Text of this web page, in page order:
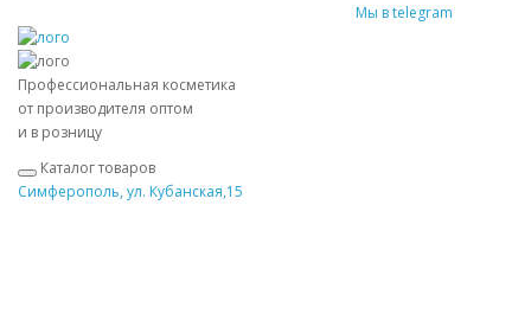
Мы в telegram
Профессиональная косметика
от производителя оптом
и в розницу
Каталог товаров
Симферополь, ул. Кубанская,15